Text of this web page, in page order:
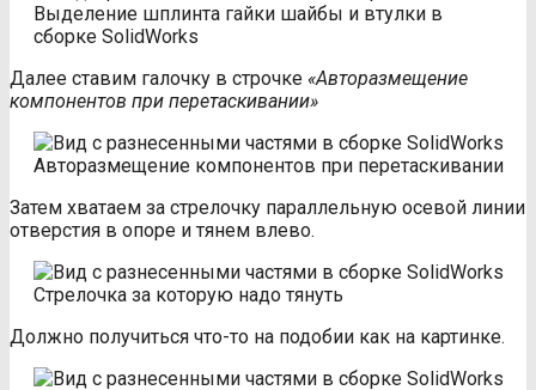
Выделение шплинта гайки шайбы и втулки в
сборке SolidWorks
Далее ставим галочку в строчке «Авторазмещение
компонентов при перетаскивании»
Авторазмещение компонентов при перетаскивании
Затем хватаем за стрелочку параллельную осевой линии
отверстия в опоре и тянем влево.
Стрелочка за которую надо тянуть
Должно получиться что-то на подобии как на картинке.